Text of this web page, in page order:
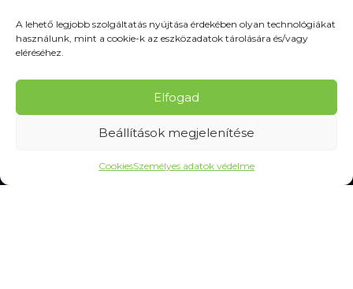
A lehető legjobb szolgáltatás nyújtása érdekében olyan technológiákat
használunk, mint a cookie-k az eszközadatok tárolására és/vagy
eléréséhez.
Elfogad
Beállítások megjelenítése
CookiesSzemélyes adatok védelme
Személyes adatok védelme
MINDEN A VÁSÁRLÁSRÓL
Szállítás és kézbesítés
Csere és reklamáció
Panaszkezelési eljárás